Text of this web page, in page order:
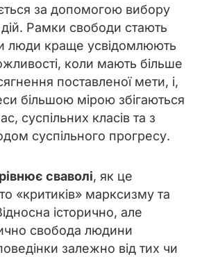
за допомогою вибору
Рамки свободи стають
люди краще усвідомлюють
коли мають більше
поставленої мети, і,
більшою мірою збігаються
суспільних класів та з
суспільного прогресу.
сваволі, як це
«критиків» марксизму та
історично, але
свобода людини
залежно від тих чи